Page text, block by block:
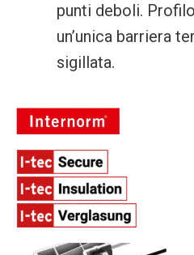
punti deboli.
un’unica barriera
sigillata.